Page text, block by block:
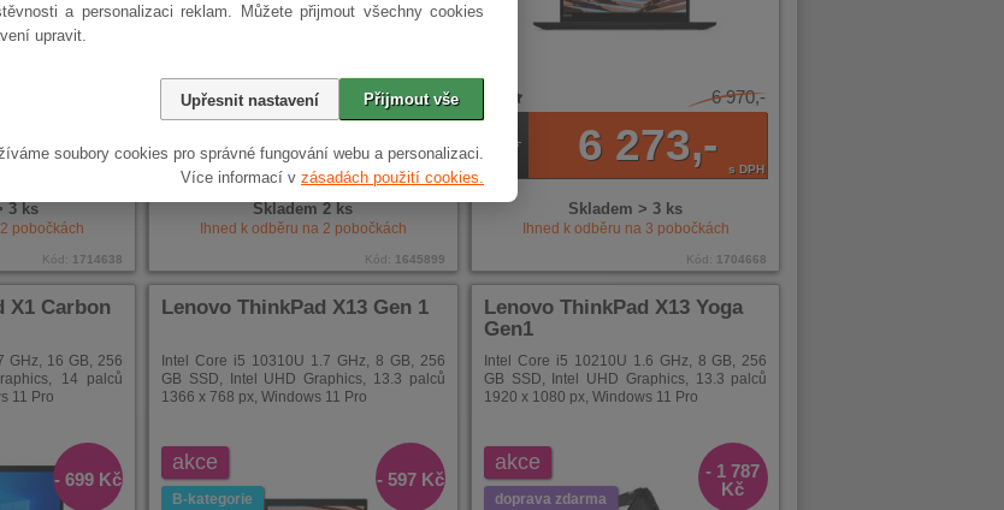
a personalizaci reklam. Můžete přijmout všechny cookies
upravit.
Přijmout vše
Upřesnit nastavení
soubory cookies pro správné fungování webu a personalizaci.
Více informací v zásadách použití cookies.
3 ks
2 pobočkách
Kód: 1714638
8 480,-
6 102,- s DPH
Skladem 2 ks
Ihned k odběru na 2 pobočkách
Kód: 1645899
6 970,-
6 273,- s DPH
Skladem > 3 ks
Ihned k odběru na 3 pobočkách
Kód: 1704668
X1 Carbon
GHz, 16 GB, 256
14 palců
11 Pro
- 699 Kč
Lenovo ThinkPad X13 Gen 1
Intel Core i5 10310U 1.7 GHz, 8 GB, 256
GB SSD, Intel UHD Graphics, 13.3 palců
1366 x 768 px, Windows 11 Pro
akce
B-kategorie
- 597 Kč
Lenovo ThinkPad X13 Yoga
Gen1
Intel Core i5 10210U 1.6 GHz, 8 GB, 256
GB SSD, Intel UHD Graphics, 13.3 palců
1920 x 1080 px, Windows 11 Pro
akce
doprava zdarma
- 1 787
Kč